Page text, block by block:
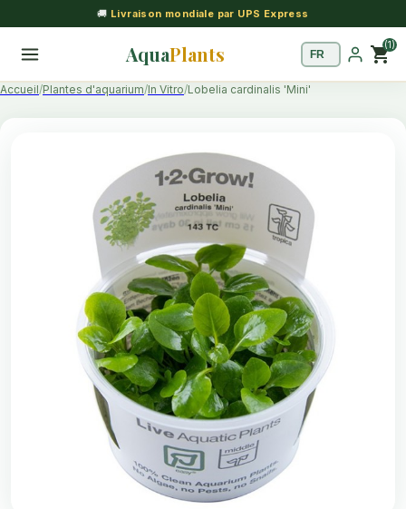
🚚 Livraison mondiale par UPS Express
AquaPlants shopping_cart(1)
Accueil Plantes d'aquarium In Vitro Lobelia cardinalis 'Mini'